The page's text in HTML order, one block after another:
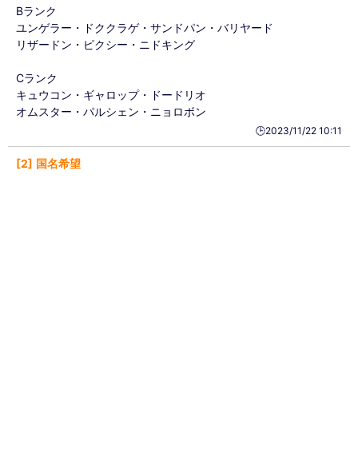
Bランク
ユンゲラー・ドククラゲ・サンドパン・バリヤード
リザードン・ピクシー・ニドキング
Cランク
キュウコン・ギャロップ・ドードリオ
オムスター・パルシェン・ニョロボン
🕒️2023/11/22 10:11
2 国名希望